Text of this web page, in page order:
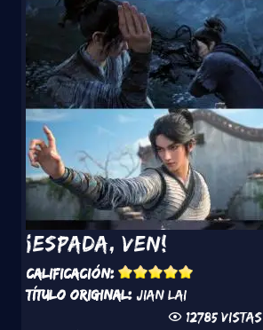
¡Espada, ven!
Calificación:
Título original: Jian Lai
12785 vistas